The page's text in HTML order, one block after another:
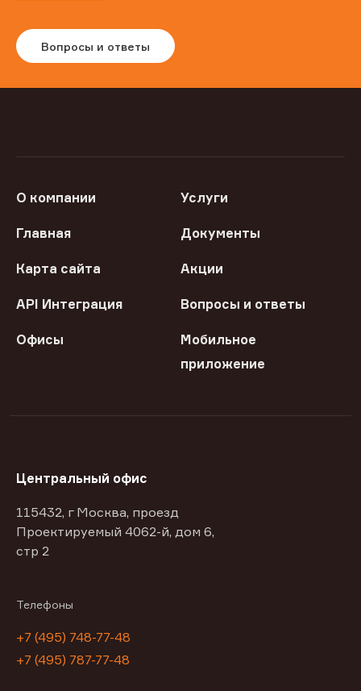
Вопросы и ответы
О компании Услуги
Главная Документы
Карта сайта Акции
API Интеграция Вопросы и ответы
Офисы
Мобильное
приложение
Центральный офис
115432, г Москва, проезд
Проектируемый 4062-й, дом 6,
стр 2
Телефоны
+7 (495) 748-77-48
+7 (495) 787-77-48